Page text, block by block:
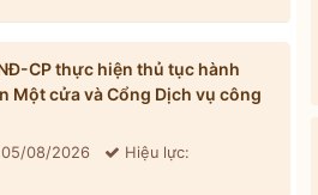
CP thực hiện thủ tục hành
Một cửa và Cổng Dịch vụ công
05/08/2026 Hiệu lực: